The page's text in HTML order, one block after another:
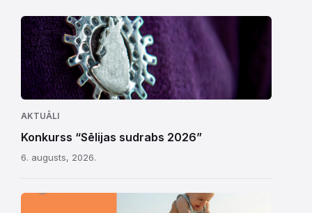
AKTUĀLI
Konkurss “Sēlijas sudrabs 2026”
6. augusts, 2026.